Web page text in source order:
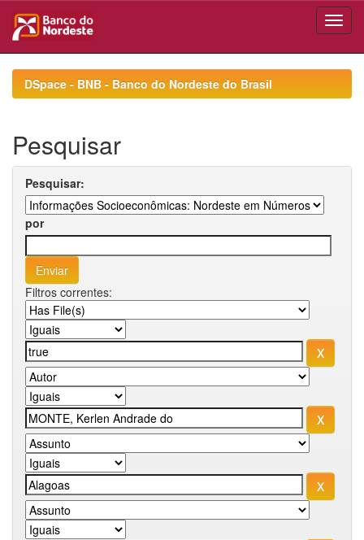
navigationDSpace - BNB - Banco do Nordeste do Brasil
Pesquisar
Pesquisar:
por
Filtros correntes: